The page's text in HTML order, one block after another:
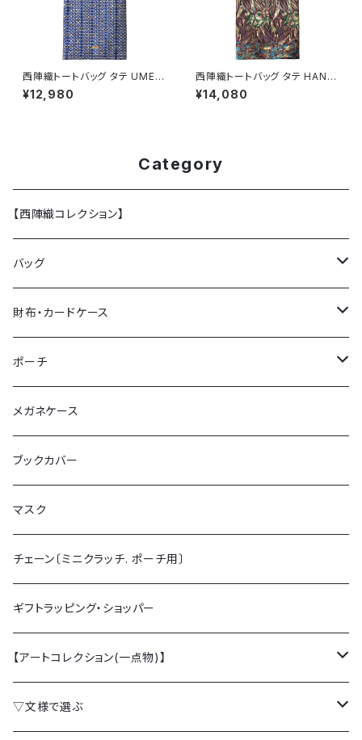
西陣織トートバッグ タテ UME /
NTL5
¥12,980
西陣織トートバッグ タテ HANA
BI / NTL15
¥14,080
Category
【西陣織コレクション】
バッグ
トートバッグ
ショルダーバッグ
ミニクラッチバッグ
財布・カードケース
ミニ財布 (カードケース)
チェーン付ミニ財布
がま口財布
ポーチ
ポーチL
ポーチS
メガネケース
ブックカバー
マスク
チェーン〔ミニクラッチ. ポーチ用〕
ギフトラッピング・ショッパー
【アートコレクション(一点物)】
クラッチバッグ
▽文様で選ぶ